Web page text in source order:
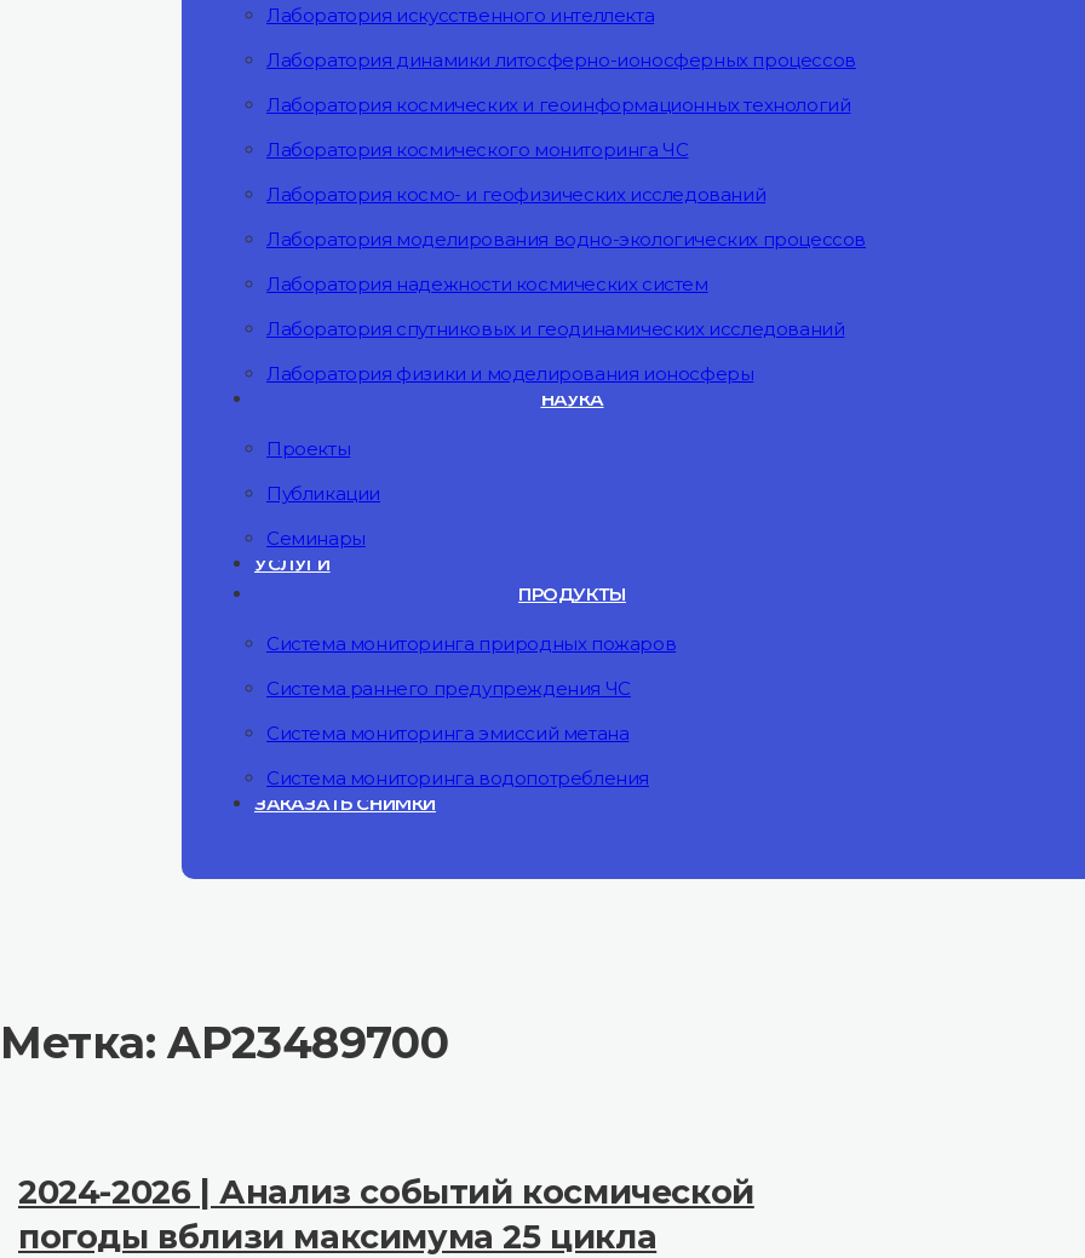
Лаборатория искусственного интеллекта
Лаборатория динамики литосферно-ионосферных процессов
Лаборатория космических и геоинформационных технологий
Лаборатория космического мониторинга ЧС
Лаборатория космо- и геофизических исследований
Лаборатория моделирования водно-экологических процессов
Лаборатория надежности космических систем
Лаборатория спутниковых и геодинамических исследований
Лаборатория физики и моделирования ионосферы
НАУКА
Проекты
Публикации
Семинары
УСЛУГИ
ПРОДУКТЫ
Система мониторинга природных пожаров
Система раннего предупреждения ЧС
Система мониторинга эмиссий метана
Система мониторинга водопотребления
ЗАКАЗАТЬ СНИМКИ
Метка:AP23489700
2024-2026 | Анализ событий космической
погоды вблизи максимума 25 цикла